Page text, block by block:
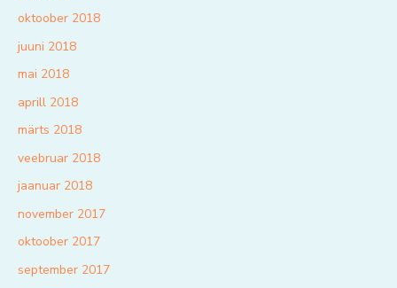
oktoober 2018
juuni 2018
mai 2018
aprill 2018
märts 2018
veebruar 2018
jaanuar 2018
november 2017
oktoober 2017
september 2017